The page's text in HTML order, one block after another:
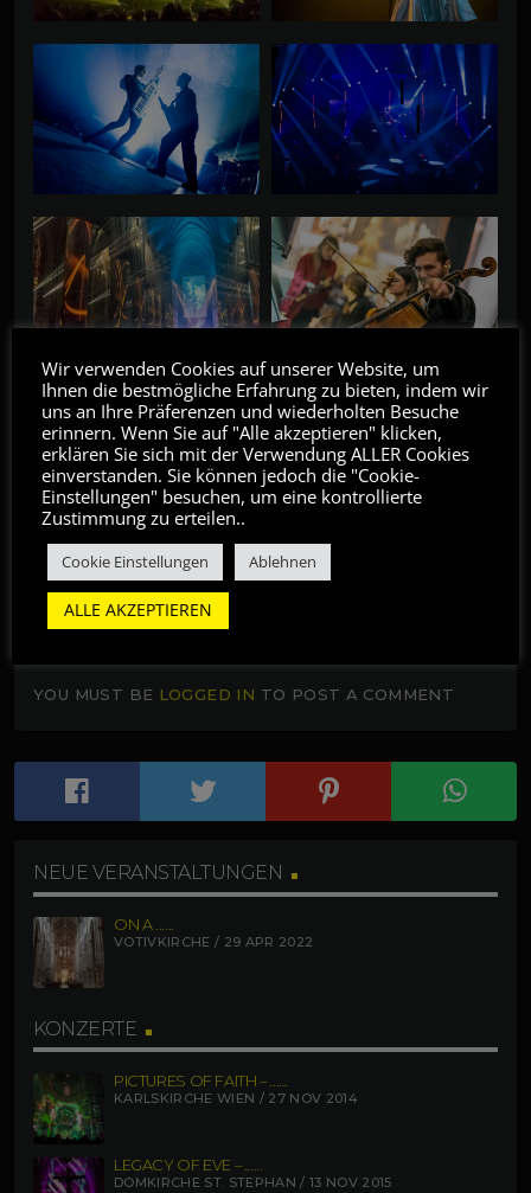
WRITTEN BY ELECTRIC CHURCH
COMMENTS
THIS POST CURRENTLY HAS NO COMMENTS.
YOU MUST BE LOGGED IN TO POST A COMMENT
NEUE VERANSTALTUNGEN
ON A ......
VOTIVKIRCHE / 29 APR 2022
KONZERTE
PICTURES OF FAITH – ......
KARLSKIRCHE WIEN / 27 NOV 2014
LEGACY OF EVE – ......
DOMKIRCHE ST. STEPHAN / 13 NOV 2015
Wir verwenden Cookies auf unserer Website, um
Ihnen die bestmögliche Erfahrung zu bieten, indem wir
uns an Ihre Präferenzen und wiederholten Besuche
erinnern. Wenn Sie auf "Alle akzeptieren" klicken,
erklären Sie sich mit der Verwendung ALLER Cookies
einverstanden. Sie können jedoch die "Cookie-
Einstellungen" besuchen, um eine kontrollierte
Zustimmung zu erteilen..
Cookie Einstellungen Ablehnen
ALLE AKZEPTIEREN